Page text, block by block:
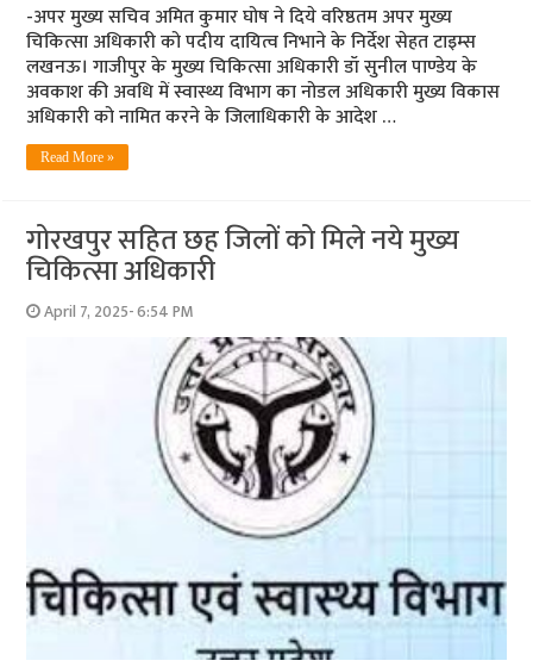
-अपर मुख्य सचिव अमित कुमार घोष ने दिये वरिष्ठतम अपर मुख्य
चिकित्सा अधिकारी को पदीय दायित्व निभाने के निर्देश सेहत टाइम्स
लखनऊ। गाजीपुर के मुख्य चिकित्सा अधिकारी डॉ सुनील पाण्डेय के
अवकाश की अवधि में स्वास्थ्य विभाग का नोडल अधिकारी मुख्य विकास
अधिकारी को नामित करने के जिलाधिकारी के आदेश …
Read More »
गोरखपुर सहित छह जिलों को मिले नये मुख्य
चिकित्सा अधिकारी
April 7, 2025- 6:54 PM